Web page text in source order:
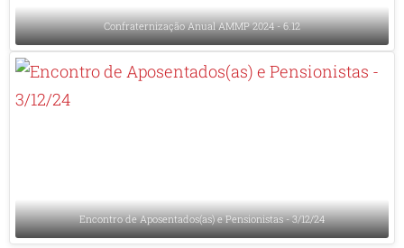
Confraternização Anual AMMP 2024 - 6.12
Encontro de Aposentados(as) e Pensionistas - 3/12/24